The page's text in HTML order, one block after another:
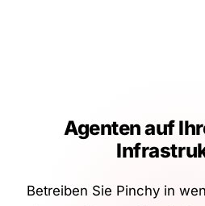
Agenten auf
Betreiben Sie Pinchy in